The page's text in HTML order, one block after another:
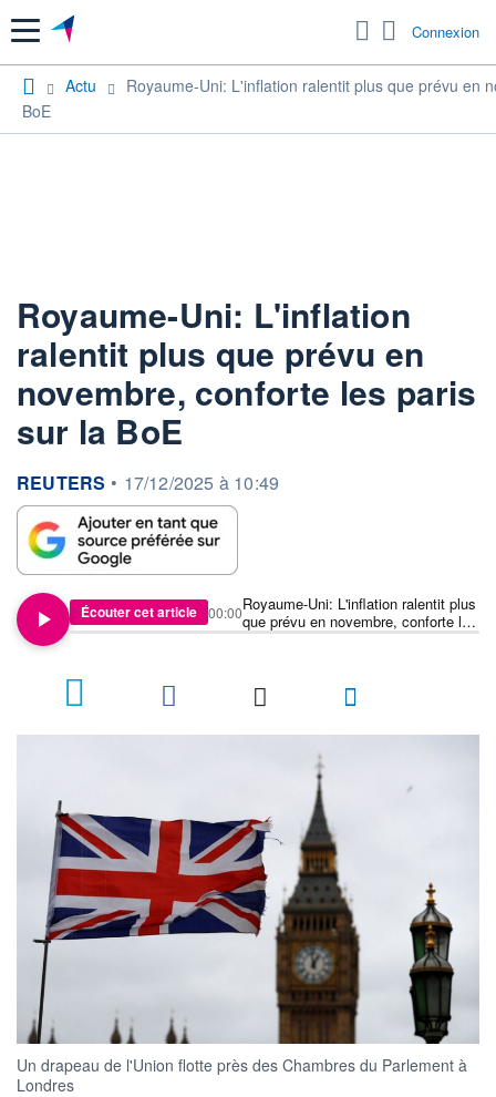
Menu Connexion
Actu
Royaume-Uni: L'inflation ralentit plus que prévu en
BoE
Royaume-Uni: L'inflation
ralentit plus que prévu en
novembre, conforte les paris
sur la BoE
information fournie par
REUTERS • 17/12/2025 à 10:49
Écouter cet article
Royaume-Uni: L'inflation ralentit plus
que prévu en novembre, conforte les
paris sur la BoE
00:00
Un drapeau de l'Union flotte près des Chambres du Parlement à
Londres